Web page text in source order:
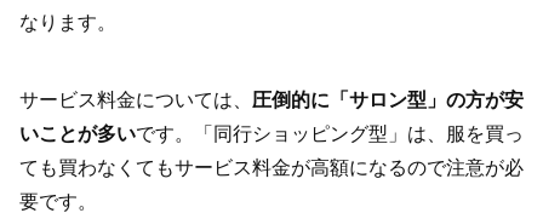
なります。
サービス料金については、 圧倒的に「サロン型」の方が安
いことが多いです。「同行ショッピング型」は、服を買っ
ても買わなくてもサービス料金が高額になるので注意が必
要です。